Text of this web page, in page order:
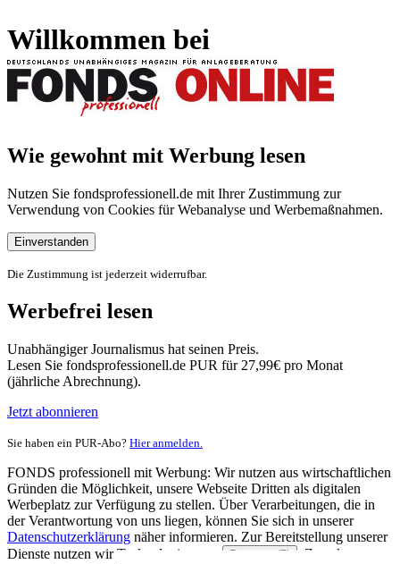
Willkommen bei
Wie gewohnt mit Werbung lesen
Nutzen Sie fondsprofessionell.de mit Ihrer Zustimmung zur
Verwendung von Cookies für Webanalyse und Werbemaßnahmen.
Einverstanden
Die Zustimmung ist jederzeit widerrufbar.
Werbefrei lesen
Unabhängiger Journalismus hat seinen Preis.
Lesen Sie fondsprofessionell.de PUR für 27,99€ pro Monat
(jährliche Abrechnung).
Jetzt abonnieren
Sie haben ein PUR-Abo? Hier anmelden.
FONDS professionell mit Werbung: Wir nutzen aus wirtschaftlichen
Gründen die Möglichkeit, unsere Webseite Dritten als digitalen
Werbeplatz zur Verfügung zu stellen. Über Verarbeitungen, die in
der Verantwortung von uns liegen, können Sie sich in unserer
Datenschutzerklärung näher informieren. Zur Bereitstellung unserer
Dienste nutzen wir Technologien von
Partnern (5)
. Zwecke: